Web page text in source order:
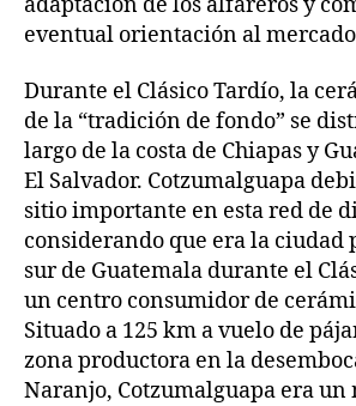
eventual orientación al
Durante el Clásico Tardío, la
de la “tradición de fondo” se
largo de la costa de Chiapas y
El Salvador. Cotzumalguapa
sitio importante en esta red de
considerando que era la
sur de Guatemala durante el
un centro consumidor de
Situado a 125 km a vuelo de
zona productora en la
Naranjo, Cotzumalguapa era un